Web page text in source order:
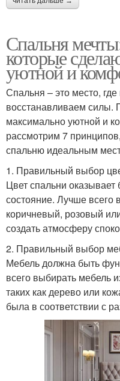
Спальня
которые
уютной и
Спальня – это место,
восстанавливаем силы.
максимально уютной и
рассмотрим 7
спальню идеальным
1. Правильный выбор
Цвет спальни
состояние. Лучше всего
коричневый, розовый
создать атмосферу
2. Правильный выбор
Мебель должна быть
всего выбирать мебель
таких как дерево или
была в соответствии с